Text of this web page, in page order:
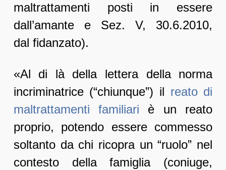
maltrattamenti posti in essere
dall’amante e Sez. V, 30.6.2010,
dal fidanzato).
«Al di là della lettera della norma
incriminatrice (“chiunque”) il reato di
maltrattamenti familiari è un reato
proprio, potendo essere commesso
soltanto da chi ricopra un “ruolo” nel
contesto della famiglia (coniuge,